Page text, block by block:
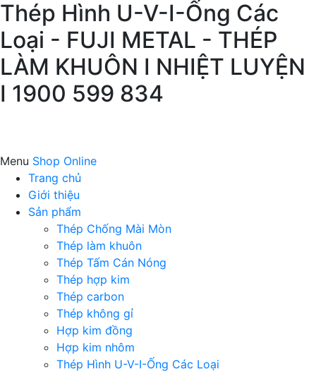
Thép Hình U-V-I-Ống Các
Loại - FUJI METAL - THÉP
LÀM KHUÔN I NHIỆT LUYỆN
I 1900 599 834
Menu Shop Online
Trang chủ
Giới thiệu
Sản phẩm
Thép Chống Mài Mòn
Thép làm khuôn
Thép Tấm Cán Nóng
Thép hợp kim
Thép carbon
Thép không gỉ
Hợp kim đồng
Hợp kim nhôm
Thép Hình U-V-I-Ống Các Loại